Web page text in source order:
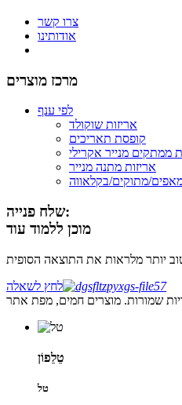
צרו קשר
אודותינו
מרכז מוצרים
לפי ענף
אריזות שוקולד
קופסת תאריכים
ממתקים מנייר אקרילי
אריזות מתנה מנייר
מתוקים/בקלאווה
שלח פנייה:
מוכן ללמוד עוד
לחץ לשאלה
טֵלֵפוֹן
טל